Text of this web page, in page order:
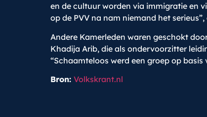
en de cultuur worden via immigratie en
op de PVV na nam niemand het serieus”,
Andere Kamerleden waren geschokt
Khadija Arib, die als ondervoorzitter
“Schaamteloos werd een groep op
Bron: Volkskrant.nl